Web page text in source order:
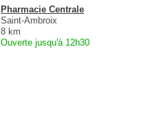
Pharmacie Centrale
Saint-Ambroix
8 km
Ouverte jusqu'à 12h30